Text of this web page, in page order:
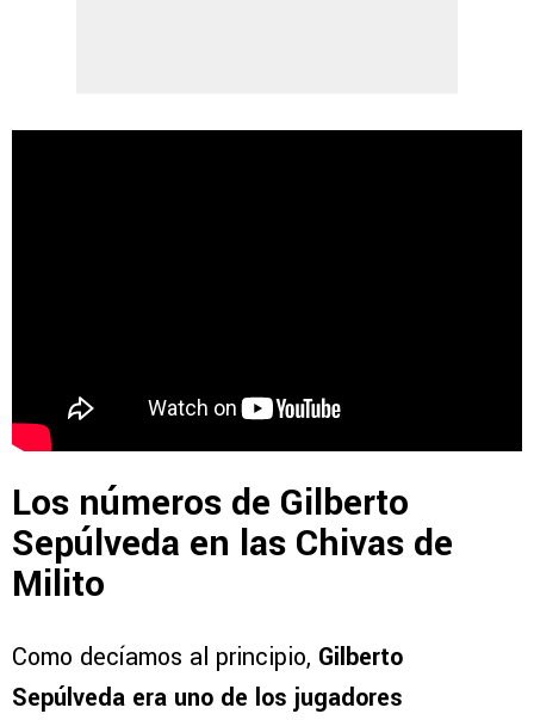
Los números de Gilberto
Sepúlveda en las Chivas de
Milito
Como decíamos al principio, Gilberto
Sepúlveda era uno de los jugadores